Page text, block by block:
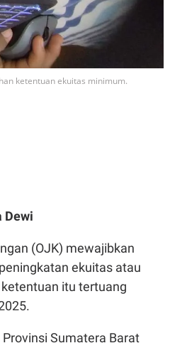
ketentuan ekuitas minimum.
Dewi
(OJK) mewajibkan
ekuitas atau
itu tertuang
Sumatera Barat